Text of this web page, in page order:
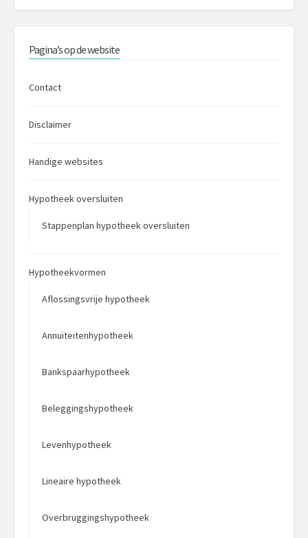
Pagina’s op de website
Contact
Disclaimer
Handige websites
Hypotheek oversluiten
Stappenplan hypotheek oversluiten
Hypotheekvormen
Aflossingsvrije hypotheek
Annuïteitenhypotheek
Bankspaarhypotheek
Beleggingshypotheek
Levenhypotheek
Lineaire hypotheek
Overbruggingshypotheek